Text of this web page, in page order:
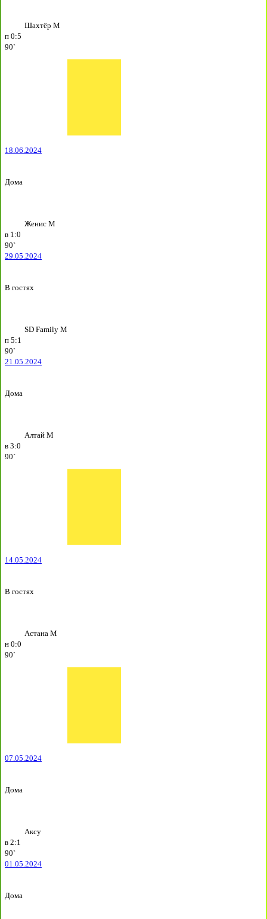
Шахтёр М
п 0:5
90`
18.06.2024
Дома
Женис М
в 1:0
90`
29.05.2024
В гостях
SD Family М
п 5:1
90`
21.05.2024
Дома
Алтай М
в 3:0
90`
14.05.2024
В гостях
Астана М
н 0:0
90`
07.05.2024
Дома
Аксу
в 2:1
90`
01.05.2024
Дома